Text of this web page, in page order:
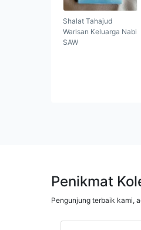
Shalat Tahajud
Warisan Keluarga Nabi
SAW
Penikmat
Pengunjung terbaik kami,